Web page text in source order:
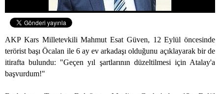
AKP Kars Milletevkili Mahmut Esat Güven, 12 Eylül öncesinde
terörist başı Öcalan ile 6 ay ev arkadaşı olduğunu açıklayarak bir de
itirafta bulundu: "Geçen yıl şartlarının düzeltilmesi için Atalay'a
başvurdum!"